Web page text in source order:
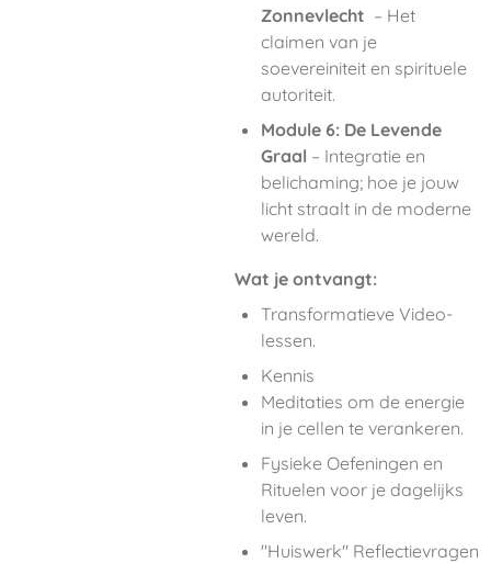
Zonnevlecht – Het
claimen van je
soevereiniteit en spirituele
autoriteit.
Module 6: De Levende
Graal – Integratie en
belichaming; hoe je jouw
licht straalt in de moderne
wereld.
Wat je ontvangt:
Transformatieve Video-
lessen.
Kennis
Meditaties om de energie
in je cellen te verankeren.
Fysieke Oefeningen en
Rituelen voor je dagelijks
leven.
"Huiswerk" Reflectievragen